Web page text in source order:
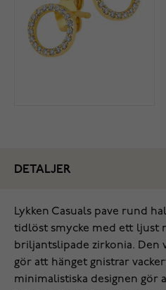
DETALJER
Lykken Casuals pave rund
tidlöst smycke med ett ljust
briljantslipade zirkonia. Den
gör att hänget gnistrar
minimalistiska designen gör